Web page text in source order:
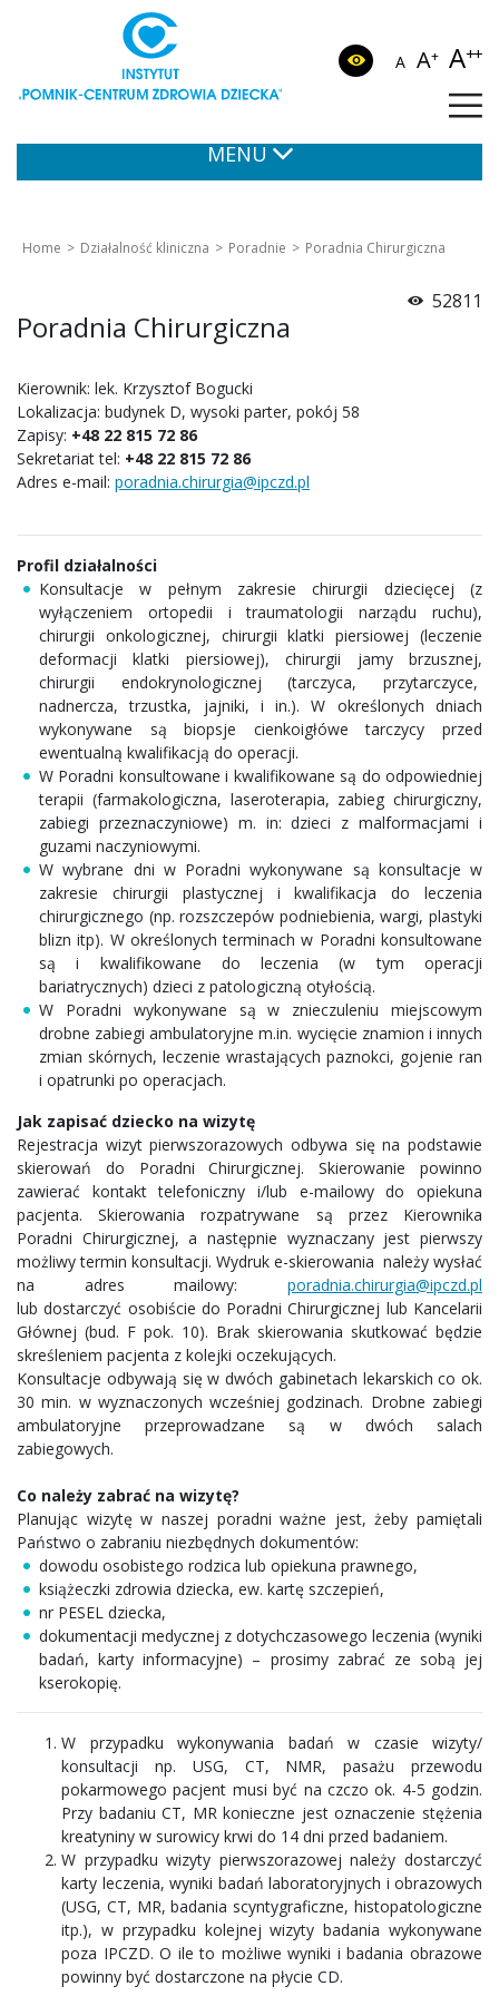
A A+ A++
MENU
Home Działalność kliniczna Poradnie Poradnia Chirurgiczna
52811
Poradnia Chirurgiczna
Kierownik: lek. Krzysztof Bogucki
Lokalizacja: budynek D, wysoki parter, pokój 58
Zapisy: +48 22 815 72 86
Sekretariat tel: +48 22 815 72 86
Adres e-mail: poradnia.chirurgia@ipczd.pl
Profil działalności
Konsultacje w pełnym zakresie chirurgii dziecięcej (z
wyłączeniem ortopedii i traumatologii narządu ruchu),
chirurgii onkologicznej, chirurgii klatki piersiowej (leczenie
deformacji klatki piersiowej), chirurgii jamy brzusznej,
chirurgii endokrynologicznej (tarczyca, przytarczyce,
nadnercza, trzustka, jajniki, i in.). W określonych dniach
wykonywane są biopsje cienkoigłówe tarczycy przed
ewentualną kwalifikacją do operacji.
W Poradni konsultowane i kwalifikowane są do odpowiedniej
terapii (farmakologiczna, laseroterapia, zabieg chirurgiczny,
zabiegi przeznaczyniowe) m. in: dzieci z malformacjami i
guzami naczyniowymi.
W wybrane dni w Poradni wykonywane są konsultacje w
zakresie chirurgii plastycznej i kwalifikacja do leczenia
chirurgicznego (np. rozszczepów podniebienia, wargi, plastyki
blizn itp). W określonych terminach w Poradni konsultowane
są i kwalifikowane do leczenia (w tym operacji
bariatrycznych) dzieci z patologiczną otyłością.
W Poradni wykonywane są w znieczuleniu miejscowym
drobne zabiegi ambulatoryjne m.in. wycięcie znamion i innych
zmian skórnych, leczenie wrastających paznokci, gojenie ran
i opatrunki po operacjach.
Jak zapisać dziecko na wizytę
Rejestracja wizyt pierwszorazowych odbywa się na podstawie
skierowań do Poradni Chirurgicznej. Skierowanie powinno
zawierać kontakt telefoniczny i/lub e-mailowy do opiekuna
pacjenta. Skierowania rozpatrywane są przez Kierownika
Poradni Chirurgicznej, a następnie wyznaczany jest pierwszy
możliwy termin konsultacji. Wydruk e-skierowania należy wysłać
na adres mailowy: poradnia.chirurgia@ipczd.pl
lub dostarczyć osobiście do Poradni Chirurgicznej lub Kancelarii
Głównej (bud. F pok. 10). Brak skierowania skutkować będzie
skreśleniem pacjenta z kolejki oczekujących.
Konsultacje odbywają się w dwóch gabinetach lekarskich co ok.
30 min. w wyznaczonych wcześniej godzinach. Drobne zabiegi
ambulatoryjne przeprowadzane są w dwóch salach
zabiegowych.
Co należy zabrać na wizytę?
Planując wizytę w naszej poradni ważne jest, żeby pamiętali
Państwo o zabraniu niezbędnych dokumentów:
dowodu osobistego rodzica lub opiekuna prawnego,
książeczki zdrowia dziecka, ew. kartę szczepień,
nr PESEL dziecka,
dokumentacji medycznej z dotychczasowego leczenia (wyniki
badań, karty informacyjne) – prosimy zabrać ze sobą jej
kserokopię.
W przypadku wykonywania badań w czasie wizyty/
konsultacji np. USG, CT, NMR, pasażu przewodu
pokarmowego pacjent musi być na czczo ok. 4-5 godzin.
Przy badaniu CT, MR konieczne jest oznaczenie stężenia
kreatyniny w surowicy krwi do 14 dni przed badaniem.
W przypadku wizyty pierwszorazowej należy dostarczyć
karty leczenia, wyniki badań laboratoryjnych i obrazowych
(USG, CT, MR, badania scyntygraficzne, histopatologiczne
itp.), w przypadku kolejnej wizyty badania wykonywane
poza IPCZD. O ile to możliwe wyniki i badania obrazowe
powinny być dostarczone na płycie CD.